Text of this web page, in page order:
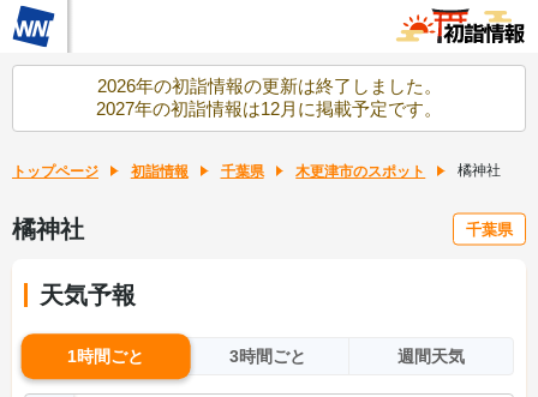
2026年の初詣情報の更新は終了しました。
2027年の初詣情報は12月に掲載予定です。
トップページ 初詣情報 千葉県 木更津市のスポット 橘神社
橘神社 千葉県
天気予報
1時間ごと 3時間ごと 週間天気